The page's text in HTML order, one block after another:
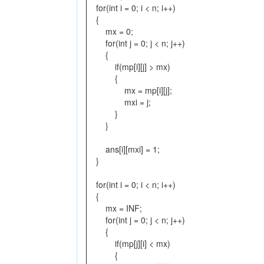
for(int i = 0; i < n; i++)
{
mx = 0;
for(int j = 0; j < n; j++)
{
if(mp[i][j] > mx)
{
mx = mp[i][j];
mxi = j;
}
}
ans[i][mxi] = 1;
}
for(int i = 0; i < n; i++)
{
mx = INF;
for(int j = 0; j < n; j++)
{
if(mp[j][i] < mx)
{